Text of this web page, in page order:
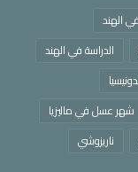
الهند
الدراسة في الهند
شهر عسل في ماليزيا
ناريزوشي